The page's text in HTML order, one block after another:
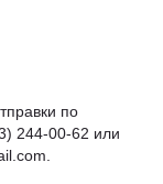
по
244-00-62 или